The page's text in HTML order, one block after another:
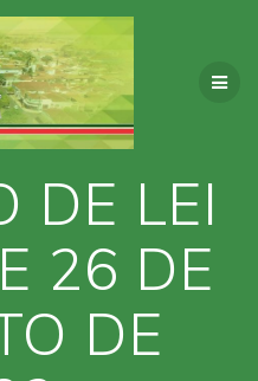
DE LEI
26 DE
DE